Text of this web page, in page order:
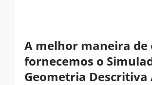
A melhor maneira de
fornecemos o
Geometria Descritiva